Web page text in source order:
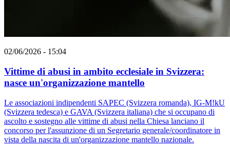
02/06/2026 - 15:04
Vittime di abusi in ambito ecclesiale in Svizzera:
nasce un'organizzazione mantello
Le associazioni indipendenti SAPEC (Svizzera romanda), IG-M!kU
(Svizzera tedesca) e GAVA (Svizzera italiana) che si occupano di
ascolto e sostegno alle vittime di abusi nella Chiesa lanciano il
concorso per l'assunzione di un Segretario generale/coordinatore in
vista della nascita di un'organizzazione mantello nazionale.